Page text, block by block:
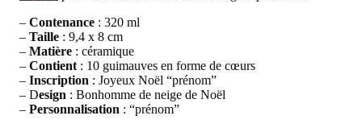
– Contenance : 320 ml
– Taille : 9,4 x 8 cm
– Matière : céramique
– Contient : 10 guimauves en forme de cœurs
– Inscription : Joyeux Noël “prénom”
– Design : Bonhomme de neige de Noël
– Personnalisation : “prénom”